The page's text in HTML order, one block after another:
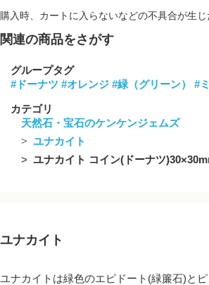
購入時、カートに入らないなどの不具合が生じ
関連の商品をさがす
グループタグ
#ドーナツ #オレンジ #緑（グリーン） #
カテゴリ
天然石・宝石のケンケンジェムズ
ユナカイト
ユナカイト コイン(ドーナツ
ユナカイト
ユナカイトは緑色のエピドート(緑簾石)と